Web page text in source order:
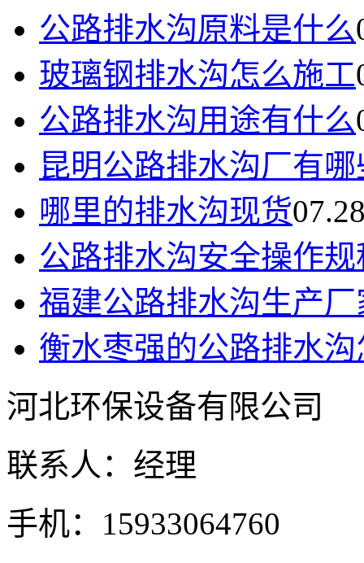
公路排水沟原料是什么
玻璃钢排水沟怎么施工
公路排水沟用途有什么
昆明公路排水沟厂有哪
哪里的排水沟现货
公路排水沟安全操作
福建公路排水沟生产
衡水枣强的公路排水
河北环保设备有限公司
联系人：经理
手机：15933064760